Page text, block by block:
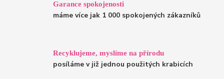
Garance spokojenosti
máme více jak 1 000 spokojených zákazníků
Recyklujeme, myslíme na přírodu
posíláme v již jednou použitých krabicích